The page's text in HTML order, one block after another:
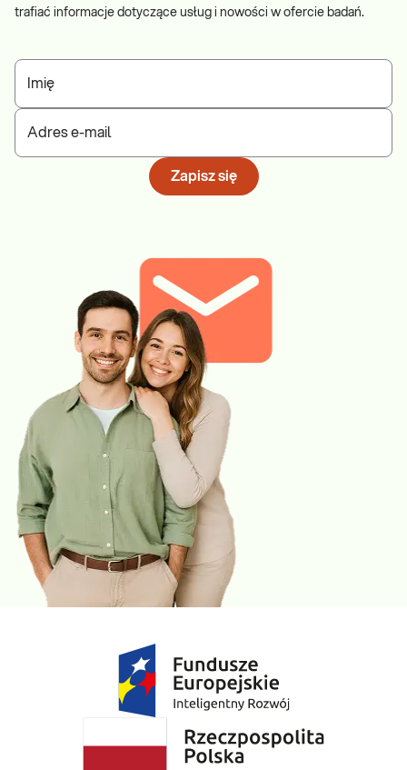
trafiać informacje dotyczące usług i nowości w ofercie badań.
Imię
Adres e-mail
Zapisz się